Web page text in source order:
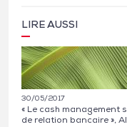
LIRE AUSSI
30/05/2017
« Le cash management
de relation bancaire »,